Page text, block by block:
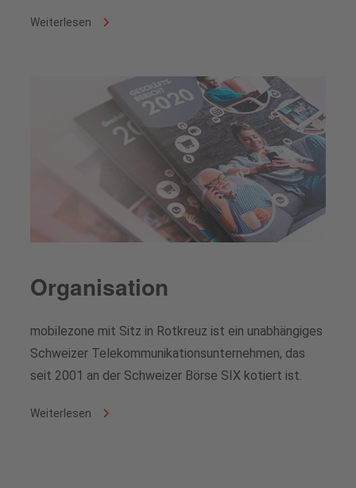
Weiterlesen
Organisation
mobilezone mit Sitz in Rotkreuz ist ein unabhängiges
Schweizer Telekommunikationsunternehmen, das
seit 2001 an der Schweizer Börse SIX kotiert ist.
Weiterlesen